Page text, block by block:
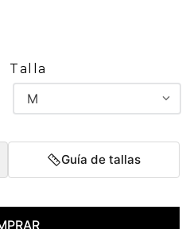
Talla
M
Guía de tallas